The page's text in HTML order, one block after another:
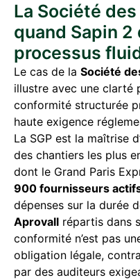
La Société
quand Sapin
processus
Le cas de la Société
illustre avec une clarté
conformité structurée
haute exigence
La SGP est la maîtrise
des chantiers les plus
dont le Grand Paris
900 fournisseurs
dépenses sur la durée
Aprovall répartis dans
conformité n’est pas
obligation légale,
par des auditeurs